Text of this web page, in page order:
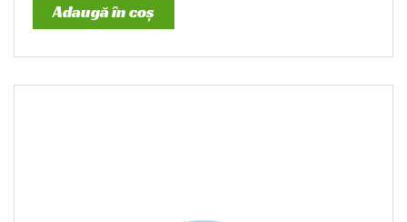
Adaugă în coș